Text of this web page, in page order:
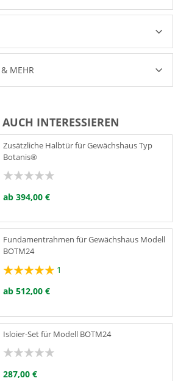
MEHR
INTERESSIEREN
Zusätzliche Halbtür für Gewächshaus Typ
Botanis®
ab 394,00 €
Fundamentrahmen für Gewächshaus Modell
BOTM24
1
ab 512,00 €
Isloier-Set für Modell BOTM24
287,00 €